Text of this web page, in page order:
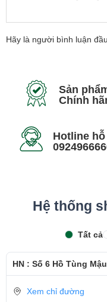
Hãy là người bình luận
Sản
Chính
Hotline
Hệ thống
Tất cả
HN : Số 6 Hồ Tùng
Xem chỉ đường